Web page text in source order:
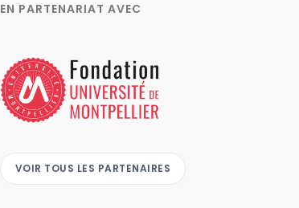
EN PARTENARIAT AVEC
VOIR TOUS LES PARTENAIRES